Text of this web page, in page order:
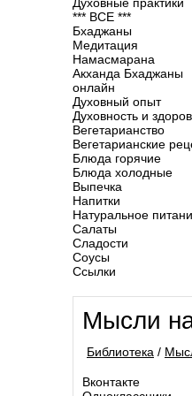
*** ВСЕ ***
Бхаджаны
Медитация
Намасмарана
Акханда Бхаджаны
онлайн
Духовный опыт
Духовность и
Вегетарианство
Вегетарианские
Блюда горячие
Блюда холодные
Выпечка
Напитки
Натуральное
Салаты
Сладости
Соусы
Ссылки
Мысли
Библиотека /
Вконтакте